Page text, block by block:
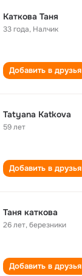
Каткова Таня
33 года, Налчик
Добавить в друзья
Tatyana Katkova
59 лет
Добавить в друзья
Таня каткова
26 лет,березники
Добавить в друзья